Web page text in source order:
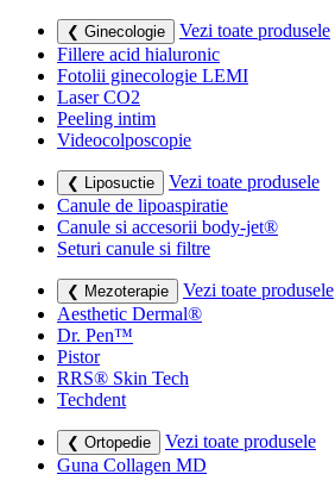
❮ Ginecologie
Vezi toate produsele
Fillere acid hialuronic
Fotolii ginecologie LEMI
Laser CO2
Peeling intim
Videocolposcopie
❮ Liposuctie
Vezi toate produsele
Canule de lipoaspiratie
Canule si accesorii body-jet®
Seturi canule si filtre
❮ Mezoterapie
Vezi toate produsele
Aesthetic Dermal®
Dr. Pen™
Pistor
RRS® Skin Tech
Techdent
❮ Ortopedie
Vezi toate produsele
Guna Collagen MD